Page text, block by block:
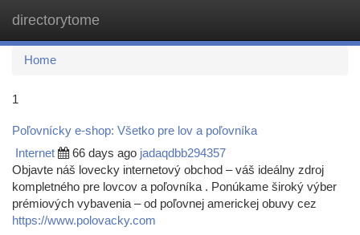
directorytome
Home
1
Poľovnícky e-shop: Všetko pre lov a poľovníka
Internet 66 days ago jadaqdbb294357
Objavte náš lovecky internetový obchod – váš ideálny zdroj
kompletného pre lovcov a poľovníka . Ponúkame široký výber
prémiových vybavenia – od poľovnej americkej obuvy cez
https://www.polovacky.com